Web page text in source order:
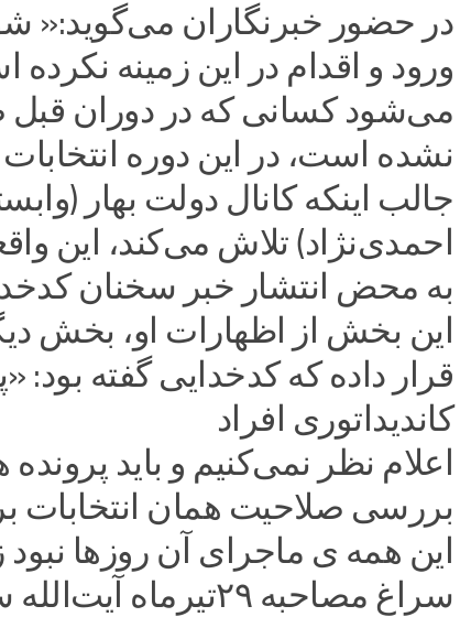
در حضور خبرنگاران می‌گوید:«
ورود و اقدام در این زمینه نکرده
می‌شود کسانی که در دوران قبل
نشده است، در این دوره
جالب اینکه کانال دولت بهار
احمدی‌نژاد) تلاش می‌کند، این
به محض انتشار خبر سخنان
این بخش از اظهارات او، بخش
قرار داده که کدخدایی گفته بود:
کاندیداتوری افراد
اعلام نظر نمی‌کنیم و باید
بررسی صلاحیت همان
این همه ی ماجرای آن روزها نبود
سراغ مصاحبه ۲۹تیرماه